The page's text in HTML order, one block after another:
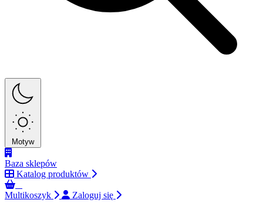
Motyw
Baza sklepów
Katalog produktów
Multikoszyk
Zaloguj się